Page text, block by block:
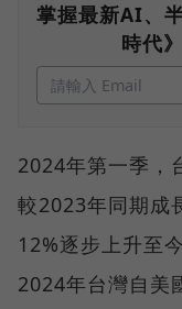
掌握最新AI、
時代
2024年第一季，
較2023年同期成
12%逐步上升至
2024年台灣自美